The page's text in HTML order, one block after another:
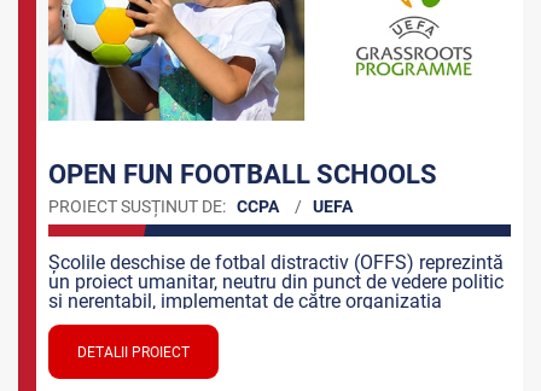
OPEN FUN FOOTBALL SCHOOLS
PROIECT SUSȚINUT DE: CCPA / UEFA
Școlile deschise de fotbal distractiv (OFFS) reprezintă
un proiect umanitar, neutru din punct de vedere politic
şi nerentabil, implementat de către organizația
neguvernamentală Cross Culture Project Association
(ССРА), cu sediul în or.Copenhaga din Danemarca şi
Federația Moldovenească de Fotbal sub conducerea
oficiului regional ССРА/OFFS.
DETALII PROIECT